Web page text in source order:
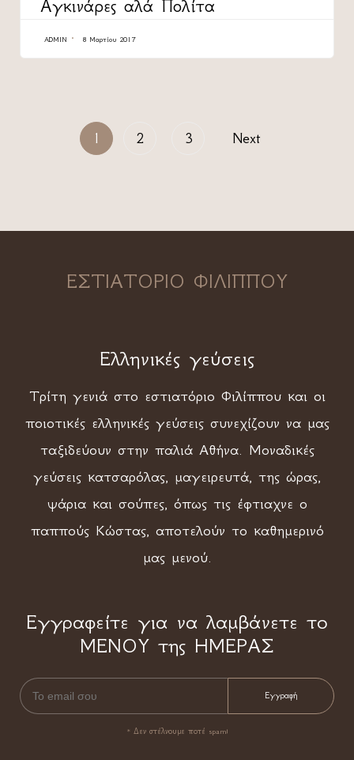
Αγκινάρες αλά Πολίτα
ADMIN 8 Μαρτίου 2017
1 2 3 Next
ΕΣΤΙΑΤΟΡΙΟ ΦΙΛΙΠΠΟΥ
Ελληνικές γεύσεις
Τρίτη γενιά στο εστιατόριο Φιλίππου και οι
ποιοτικές ελληνικές γεύσεις συνεχίζουν να μας
ταξιδεύουν στην παλιά Αθήνα. Μοναδικές
γεύσεις κατσαρόλας, μαγειρευτά, της ώρας,
ψάρια και σούπες, όπως τις έφτιαχνε ο
παππούς Κώστας, αποτελούν το καθημερινό
μας μενού.
Εγγραφείτε για να λαμβάνετε το
ΜΕΝΟΥ της ΗΜΕΡΑΣ
* Δεν στέλνουμε ποτέ spam!